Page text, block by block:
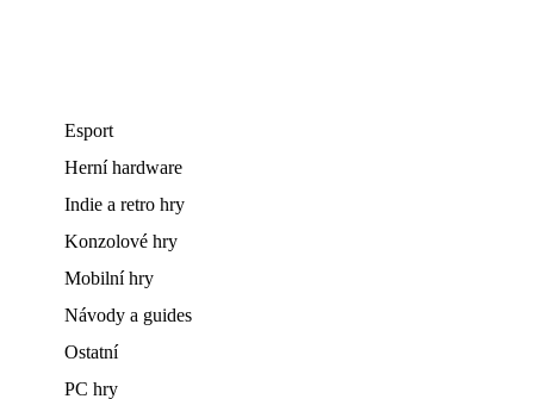
Esport
Herní hardware
Indie a retro hry
Konzolové hry
Mobilní hry
Návody a guides
Ostatní
PC hry